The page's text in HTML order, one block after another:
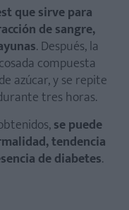
que sirve para
de sangre,
. Después, la
compuesta
azúcar, y se repite
tres horas.
se puede
tendencia
de diabetes.